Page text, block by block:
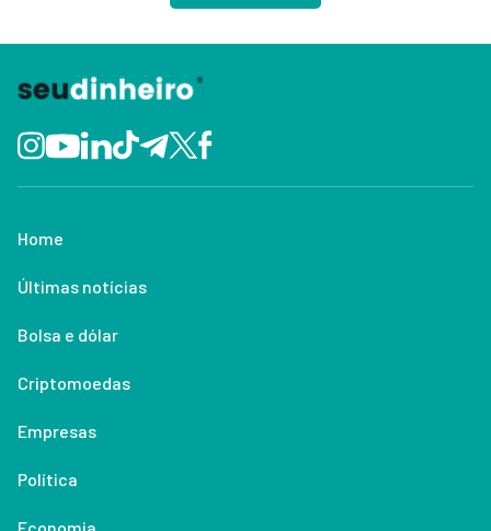
Home
Últimas notícias
Bolsa e dólar
Criptomoedas
Empresas
Política